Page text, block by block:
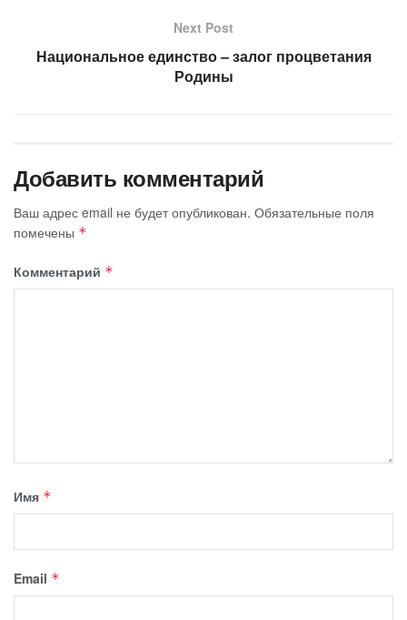
Next Post
Национальное единство – залог процветания
Родины
Добавить комментарий
Ваш адрес email не будет опубликован. Обязательные поля
помечены *
Комментарий *
Имя *
Email *